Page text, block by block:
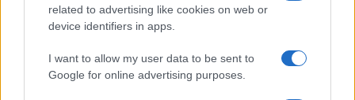
related to advertising like cookies on web or
device identifiers in apps.
I want to allow my user data to be sent to
Google for online advertising purposes.